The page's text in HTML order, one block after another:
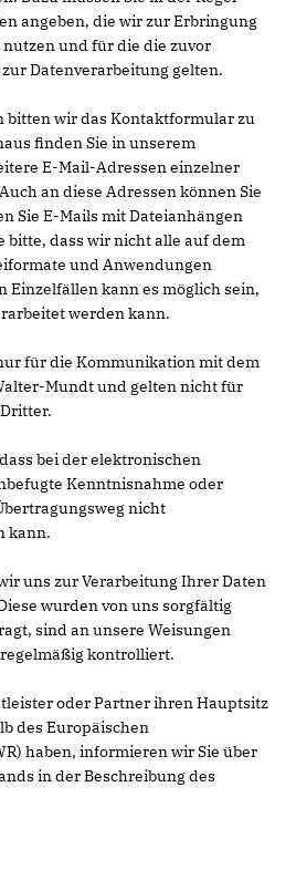
angeben, die wir zur Erbringung
und für die die zuvor
Datenverarbeitung gelten.
bitten wir das Kontaktformular zu
finden Sie in unserem
E-Mail-Adressen einzelner
an diese Adressen können Sie
Sie E-Mails mit Dateianhängen
bitte, dass wir nicht alle auf dem
und Anwendungen
Einzelfällen kann es möglich sein,
werden kann.
für die Kommunikation mit dem
Mundt und gelten nicht für
bei der elektronischen
Kenntnisnahme oder
nicht
kann.
uns zur Verarbeitung Ihrer Daten
wurden von uns sorgfältig
sind an unsere Weisungen
kontrolliert.
oder Partner ihren Hauptsitz
des Europäischen
haben, informieren wir Sie über
in der Beschreibung des